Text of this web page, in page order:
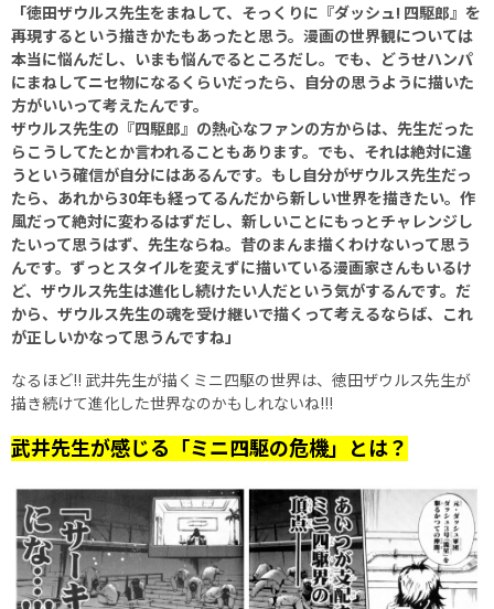
「徳田ザウルス先生をまねして、そっくりに『ダッシュ! 四駆郎』を
再現するという描きかたもあったと思う。漫画の世界観については
本当に悩んだし、いまも悩んでるところだし。でも、どうせハンパ
にまねしてニセ物になるくらいだったら、自分の思うように描いた
方がいいって考えたんです。
ザウルス先生の『四駆郎』の熱心なファンの方からは、先生だった
らこうしてたとか言われることもあります。でも、それは絶対に違
うという確信が自分にはあるんです。もし自分がザウルス先生だっ
たら、あれから30年も経ってるんだから新しい世界を描きたい。作
風だって絶対に変わるはずだし、新しいことにもっとチャレンジし
たいって思うはず、先生ならね。昔のまんま描くわけないって思う
んです。ずっとスタイルを変えずに描いている漫画家さんもいるけ
ど、ザウルス先生は進化し続けたい人だという気がするんです。だ
から、ザウルス先生の魂を受け継いで描くって考えるならば、これ
が正しいかなって思うんですね」
なるほど!! 武井先生が描くミニ四駆の世界は、徳田ザウルス先生が
描き続けて進化した世界なのかもしれないね!!!
武井先生が感じる「ミニ四駆の危機」とは？